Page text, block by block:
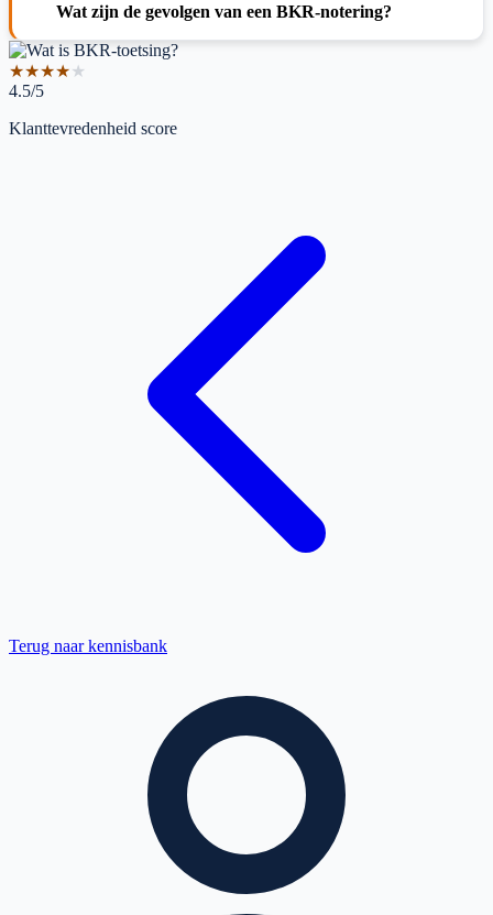
Wat zijn de gevolgen van een BKR-notering?
★★★★★
4.5/5
Klanttevredenheid score
Terug naar kennisbank